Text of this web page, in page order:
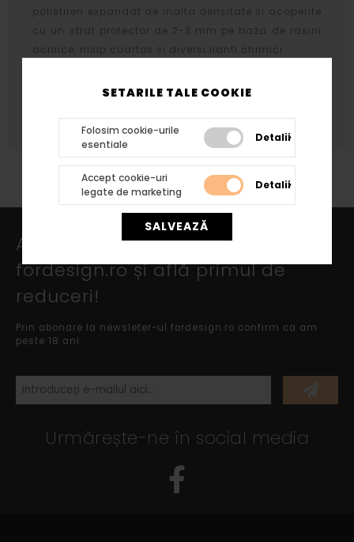
SETARILE TALE COOKIE
Folosim cookie-urile
esentiale
Detalii
Accept cookie-uri
legate de marketing
Detalii
SALVEAZĂ
polistiren expandat de inalta densitate si acoperite
cu un strat protector de 2-3 mm pe baza de rasini
acrilice, nisip cuartos si diversi lianti chimici.
atat profilelor cat si arcadelor, bazelor si
Abonează-te la newsletter
fordesign.ro și află primul de
reduceri!
Prin abonare la newsleter-ul fordesign.ro confirm ca am
peste 18 ani.
Urmărește-ne în social media